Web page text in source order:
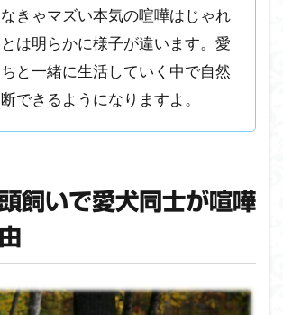
きゃマズい本気の喧嘩はじゃれ
は明らかに様子が違います。愛
と一緒に生活していく中で自然
できるようになりますよ。
飼いで愛犬同士が喧嘩